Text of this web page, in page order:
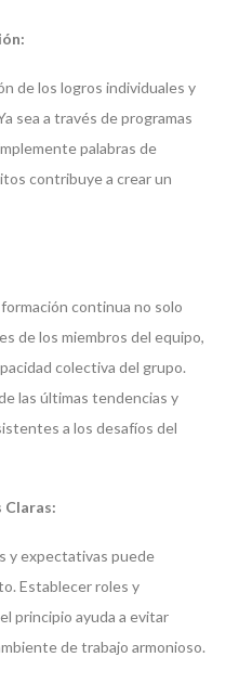
de los logros individuales y
sea a través de programas
palabras de
contribuye a crear un
continua no solo
de los miembros del equipo,
colectiva del grupo.
las últimas tendencias y
a los desafíos del
Claras:
y expectativas puede
Establecer roles y
principio ayuda a evitar
de trabajo armonioso.